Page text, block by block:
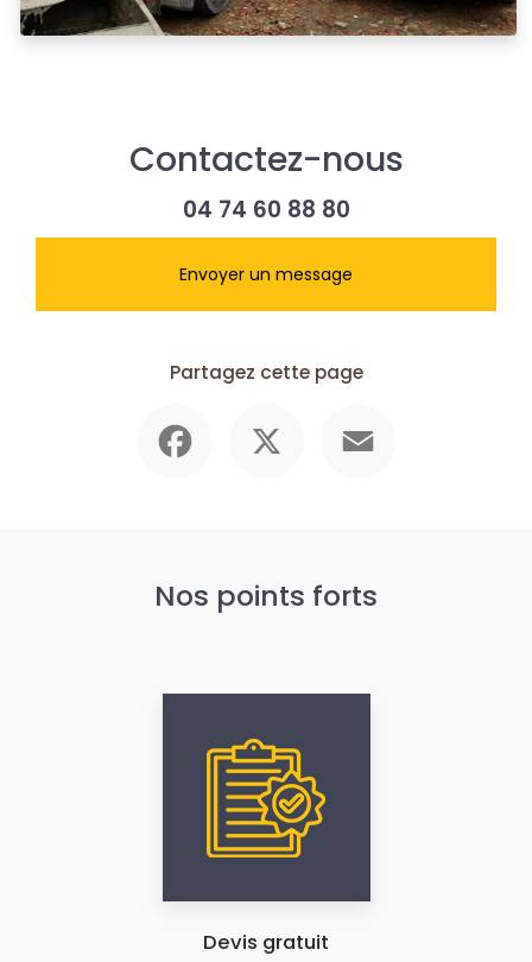
Contactez-nous
04 74 60 88 80
Envoyer un message
Partagez cette page
Nos points forts
Devis gratuit